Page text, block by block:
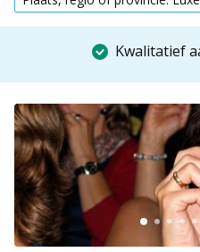
Kwalitatief